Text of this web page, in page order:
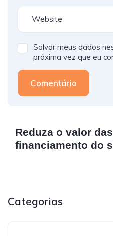
Salvar meus dados
próxima vez que eu
Comentário
Reduza o valor
financiamento do
Categorias